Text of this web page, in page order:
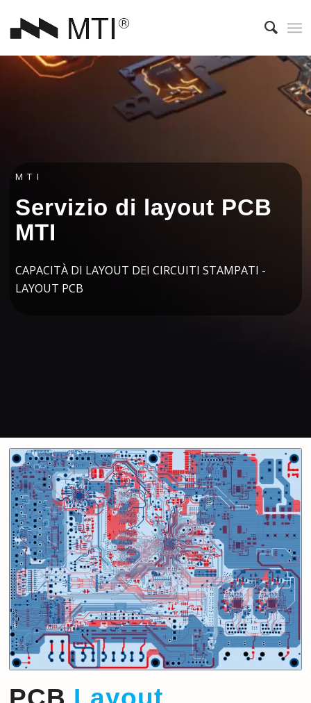
MTI
Servizio di layout PCB
MTI
CAPACITÀ DI LAYOUT DEI CIRCUITI STAMPATI -
LAYOUT PCB